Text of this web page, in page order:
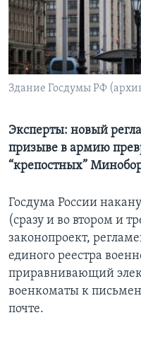
Learning English
СОЦИАЛЬНЫЕ СЕТИ
Языки
Здание Госдумы РФ
Эксперты: новый
призыве в армию
“крепостных”
Госдума России
(сразу и во втором и
законопроект,
единого реестра
приравнивающий
военкоматы к
почте.